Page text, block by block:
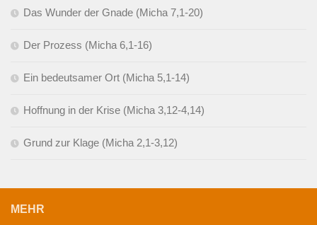
Das Wunder der Gnade (Micha 7,1-20)
Der Prozess (Micha 6,1-16)
Ein bedeutsamer Ort (Micha 5,1-14)
Hoffnung in der Krise (Micha 3,12-4,14)
Grund zur Klage (Micha 2,1-3,12)
MEHR